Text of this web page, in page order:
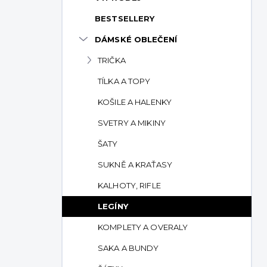
BESTSELLERY
DÁMSKÉ OBLEČENÍ
TRIČKA
TÍLKA A TOPY
KOŠILE A HALENKY
SVETRY A MIKINY
ŠATY
SUKNĚ A KRAŤASY
KALHOTY, RIFLE
LEGÍNY
KOMPLETY A OVERALY
SAKA A BUNDY